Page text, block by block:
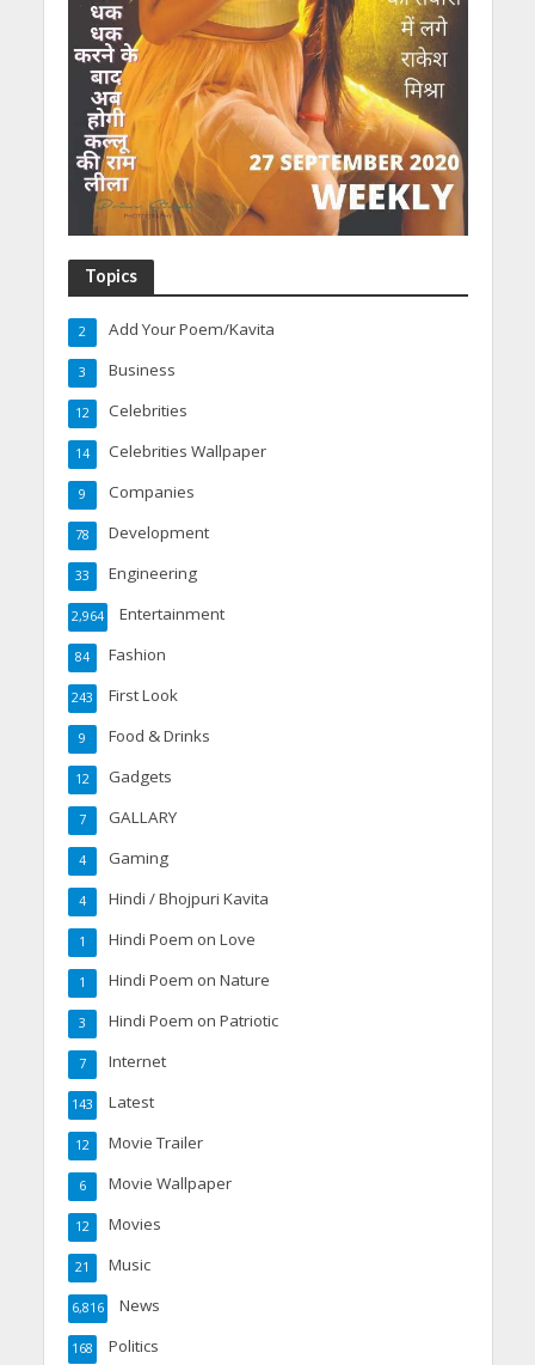
Topics
Add Your Poem/Kavita
2
Business
3
Celebrities
12
Celebrities Wallpaper
14
Companies
9
Development
78
Engineering
33
Entertainment
2,964
Fashion
84
First Look
243
Food & Drinks
9
Gadgets
12
GALLARY
7
Gaming
4
Hindi / Bhojpuri Kavita
4
Hindi Poem on Love
1
Hindi Poem on Nature
1
Hindi Poem on Patriotic
3
Internet
7
Latest
143
Movie Trailer
12
Movie Wallpaper
6
Movies
12
Music
21
News
6,816
Politics
168